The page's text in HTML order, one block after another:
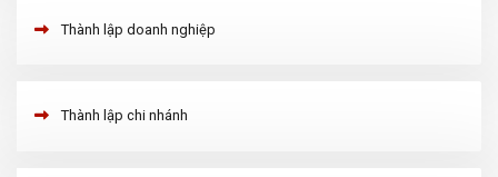
Thành lập doanh nghiệp
Thành lập chi nhánh